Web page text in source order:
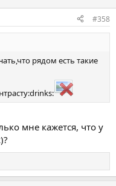
#358
рядом есть такие
мне кажется, что у